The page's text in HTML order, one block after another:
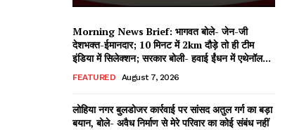
Morning News Brief: भागवत बोले- जेन-जी
देशभक्त-ईमानदार; 10 मिनट में 2km दौड़े तो ही टीम
इंडिया में सिलेक्शन; सरकार बोली- हवाई ईंधन में एथेनॉल...
FEATURED August 7, 2026
लोहिया नगर बुलडोजर कार्रवाई पर सांसद अतुल गर्ग का बड़ा
बयान, बोले- अवैध निर्माण से मेरे परिवार का कोई संबंध नहीं